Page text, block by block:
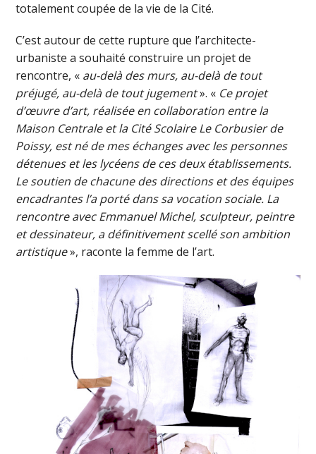
totalement coupée de la vie de la Cité.
C’est autour de cette rupture que l’architecte-
urbaniste a souhaité construire un projet de
rencontre, « au-delà des murs, au-delà de tout
préjugé, au-delà de tout jugement». « Ce projet
d’œuvre d’art, réalisée en collaboration entre la
Maison Centrale et la Cité Scolaire Le Corbusier de
Poissy, est né de mes échanges avec les personnes
détenues et les lycéens de ces deux établissements.
Le soutien de chacune des directions et des équipes
encadrantes l’a porté dans sa vocation sociale. La
rencontre avec Emmanuel Michel, sculpteur, peintre
et dessinateur, a définitivement scellé son ambition
artistique», raconte la femme de l’art.